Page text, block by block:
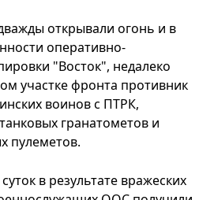
открывали огонь и в
оперативно-
"Восток", недалеко
участке фронта противник
воинов с ПТРК,
гранатометов и
пулеметов.
в результате вражеских